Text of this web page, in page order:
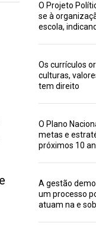
O Projeto
se à
escola,
Os currículos
culturas,
tem direito
O Plano
metas e
próximos 10
A gestão
um processo
atuam na e